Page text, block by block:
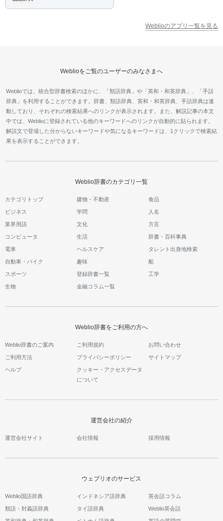
Weblioのアプリ一覧を見る
Weblioをご覧のユーザーのみなさまへ
Weblioでは、統合型辞書検索のほかに、「類語辞典」や「英和・和英辞典」、「手話
辞典」を利用することができます。辞書、類語辞典、英和・和英辞典、手話辞典は連
動しており、それぞれの検索結果へのリンクが表示されます。また、解説記事の本文
中では、Weblioに登録されている他のキーワードへのリンクが自動的に貼られます。
解説文で登場した分からないキーワードや気になるキーワードは、1クリックで検索結
果を表示することができます。
Weblio辞書のカテゴリ一覧
カテゴリトップ 建物・不動産 食品
ビジネス 学問 人名
業界用語 文化 方言
コンピュータ 生活 辞書・百科事典
電車 ヘルスケア タレント出身地検索
自動車・バイク 趣味 船
スポーツ 登録辞書一覧 工学
生物 金融コラム一覧
Weblio辞書をご利用の方へ
Weblio辞書のご案内 ご利用規約 お問い合わせ
ご利用方法 プライバシーポリシー サイトマップ
ヘルプ
クッキー・アクセスデータ
について
運営会社の紹介
運営会社サイト 会社情報 採用情報
ウェブリオのサービス
Weblio国語辞典
類語・対義語辞典
インドネシア語辞典
タイ語辞典
英会話コラム
Weblio英会話